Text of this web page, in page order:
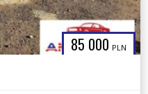
85 000 PLN